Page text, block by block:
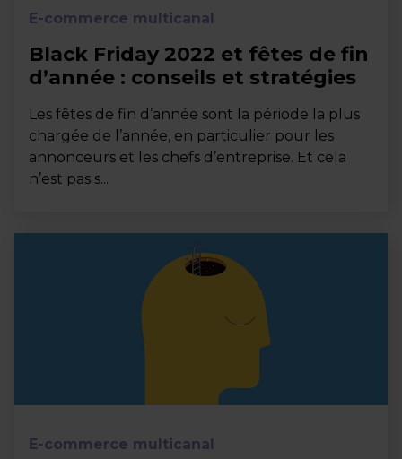
E-commerce multicanal
Black Friday 2022 et fêtes de fin
d’année : conseils et stratégies
Les fêtes de fin d’année sont la période la plus
chargée de l’année, en particulier pour les
annonceurs et les chefs d’entreprise. Et cela
n’est pas s...
E-commerce multicanal